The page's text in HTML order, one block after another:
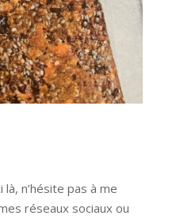
là, n’hésite pas à me
réseaux sociaux ou